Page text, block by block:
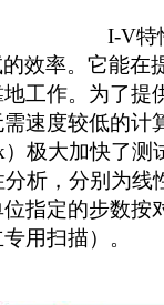
I-V特
效率。它能
工作。为了
速度较低的计
）极大加快了测
分析，分别为线
指定的步数
用扫描）。